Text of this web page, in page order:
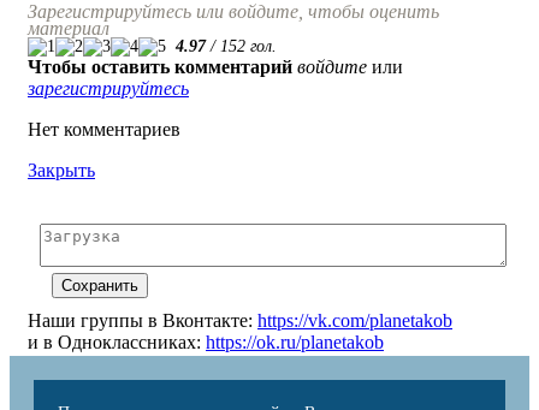
Зарегистрируйтесь или войдите, чтобы оценить
материал
4.97/ 152 гол.
Чтобы оставить комментарий войдите или
зарегистрируйтесь
Нет комментариев
Закрыть
Наши группы в Вконтакте: https://vk.com/planetakob
и в Одноклассниках: https://ok.ru/planetakob